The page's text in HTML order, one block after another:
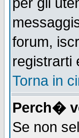
forum,
registrarti
Torna in
Perch�
Se non